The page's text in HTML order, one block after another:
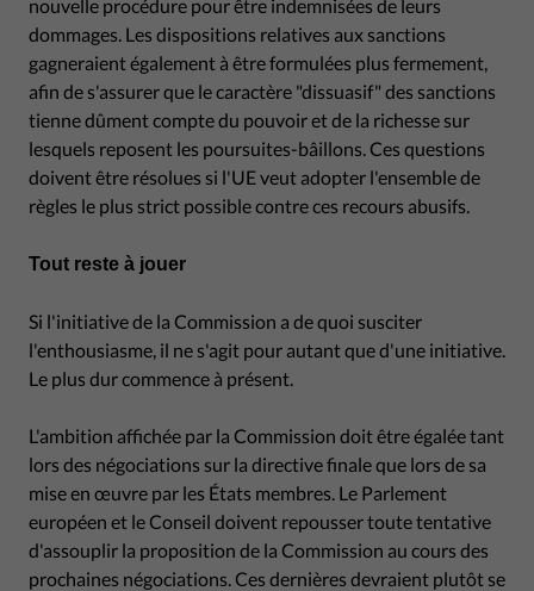
nouvelle procédure pour être indemnisées de leurs
dommages. Les dispositions relatives aux sanctions
gagneraient également à être formulées plus fermement,
afin de s'assurer que le caractère "dissuasif" des sanctions
tienne dûment compte du pouvoir et de la richesse sur
lesquels reposent les poursuites-bâillons. Ces questions
doivent être résolues si l'UE veut adopter l'ensemble de
règles le plus strict possible contre ces recours abusifs.
Tout reste à jouer
Si l'initiative de la Commission a de quoi susciter
l'enthousiasme, il ne s'agit pour autant que d'une initiative.
Le plus dur commence à présent.
L'ambition affichée par la Commission doit être égalée tant
lors des négociations sur la directive finale que lors de sa
mise en œuvre par les États membres. Le Parlement
européen et le Conseil doivent repousser toute tentative
d'assouplir la proposition de la Commission au cours des
prochaines négociations. Ces dernières devraient plutôt se